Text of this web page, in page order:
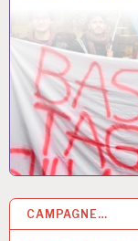
CAMPAGNE…
30 SET 2025